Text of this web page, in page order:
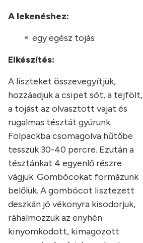
A lekenéshez:
egy egész tojás
Elkészítés:
A liszteket összevegyítjük,
hozzáadjuk a csipet sót, a tejfölt,
a tojást az olvasztott vajat és
rugalmas tésztát gyúrunk.
Folpackba csomagolva hűtőbe
tesszük 30-40 percre. Ezután a
tésztánkat 4 egyenlő részre
vágjuk. Gombócokat formázunk
belőlük. A gombócot lisztezett
deszkán jó vékonyra kisodorjuk,
ráhalmozzuk az enyhén
kinyomkodott, kimagozott